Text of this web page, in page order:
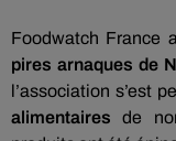
Foodwatch France
pires arnaques de
l’association s’est
alimentaires de